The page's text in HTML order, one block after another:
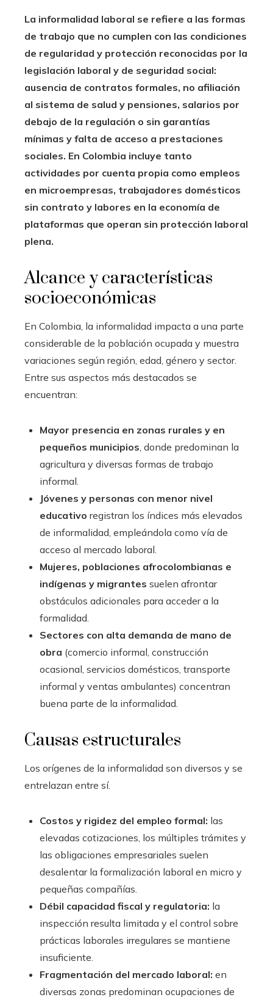
La informalidad laboral se refiere a las formas
de trabajo que no cumplen con las condiciones
de regularidad y protección reconocidas por la
legislación laboral y de seguridad social:
ausencia de contratos formales, no afiliación
al sistema de salud y pensiones, salarios por
debajo de la regulación o sin garantías
mínimas y falta de acceso a prestaciones
sociales. En Colombia incluye tanto
actividades por cuenta propia como empleos
en microempresas, trabajadores domésticos
sin contrato y labores en la economía de
plataformas que operan sin protección laboral
plena.
Alcance y características
socioeconómicas
En Colombia, la informalidad impacta a una parte
considerable de la población ocupada y muestra
variaciones según región, edad, género y sector.
Entre sus aspectos más destacados se
encuentran:
Mayor presencia en zonas rurales y en
pequeños municipios, donde predominan la
agricultura y diversas formas de trabajo
informal.
Jóvenes y personas con menor nivel
educativo registran los índices más elevados
de informalidad, empleándola como vía de
acceso al mercado laboral.
Mujeres, poblaciones afrocolombianas e
indígenas y migrantes suelen afrontar
obstáculos adicionales para acceder a la
formalidad.
Sectores con alta demanda de mano de
obra (comercio informal, construcción
ocasional, servicios domésticos, transporte
informal y ventas ambulantes) concentran
buena parte de la informalidad.
Causas estructurales
Los orígenes de la informalidad son diversos y se
entrelazan entre sí.
Costos y rigidez del empleo formal: las
elevadas cotizaciones, los múltiples trámites y
las obligaciones empresariales suelen
desalentar la formalización laboral en micro y
pequeñas compañías.
Débil capacidad fiscal y regulatoria: la
inspección resulta limitada y el control sobre
prácticas laborales irregulares se mantiene
insuficiente.
Fragmentación del mercado laboral: en
diversas zonas predominan ocupaciones de